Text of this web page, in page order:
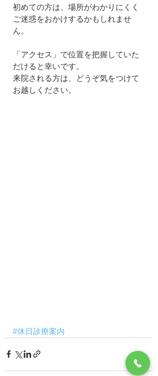
初めての方は、場所がわかりにくく
ご迷惑をおかけするかもしれませ
ん。
「アクセス」で位置を把握していた
だけると幸いです。
来院される方は、どうぞ気をつけて
お越しください。
#休日診療案内